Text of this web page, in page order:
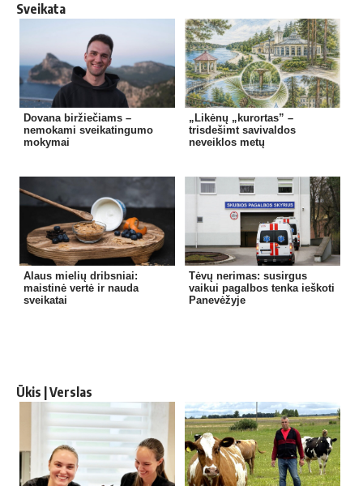
Sveikata
Dovana biržiečiams –
nemokami sveikatingumo
mokymai
„Likėnų „kurortas” –
trisdešimt savivaldos
neveiklos metų
Alaus mielių dribsniai:
maistinė vertė ir nauda
sveikatai
Tėvų nerimas: susirgus
vaikui pagalbos tenka ieškoti
Panevėžyje
Ūkis | Verslas